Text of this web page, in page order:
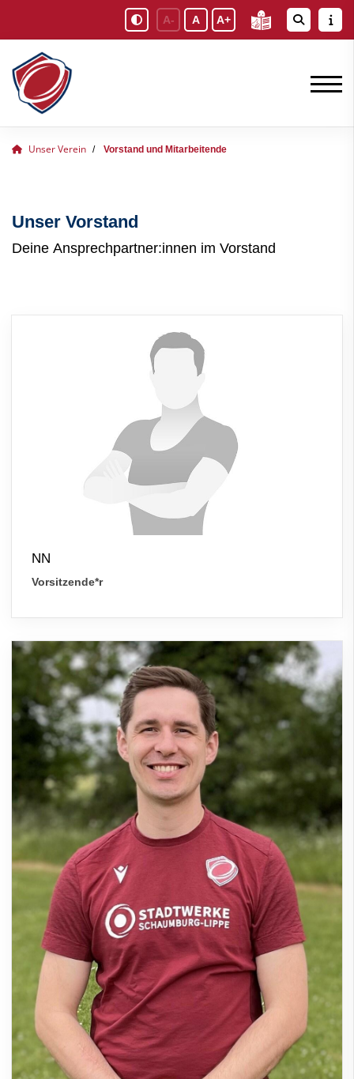
A- A A+
Unser Verein Vorstand und Mitarbeitende
Unser Vorstand
Deine Ansprechpartner:innen im Vorstand
NN
Vorsitzende*r